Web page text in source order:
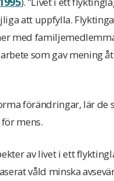
att uppfylla.
med
som gav mening
förändringar, lär de
mens.
av livet i ett
våld minska